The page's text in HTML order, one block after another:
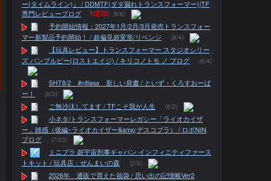
ー(タイムライン)』 / DDMTF(ダダ漏れトランスフォーマー)|TF
専門レビューブログ
NEW! (8/6)
予約開始情報：2027年1月/2月/3月発売トランスフォー
マー新製品予約開始！ / 超偏見超変形/リベンジ
(8/4)
【玩具レビュー】トランスフォーマー スタジオシリー
ズ バンブルビー(ロストエイジ) / キリコノトモ ノ ブログ
(8/4)
SHT8/2 #nitiasa 新しい肩書 / といず・くろすおーば
ー！
(8/3)
ご無沙汰してます / TFこそ我が人生 (8/2)
小ネタ/トランスフォーマーレガシー「ライオカイザ
ー」雑感（後編･ライオカイザー&amp;デスコブラ） / ロボNIN
ブログ
(7/23)
ミニプラ 超宇宙刑事ギャバン インフィニティファース
トキット / 玩具店：ぜんまいの森
(3/6)
2026年 通販で買えた福袋 / 思い出の記憶帳Ver2